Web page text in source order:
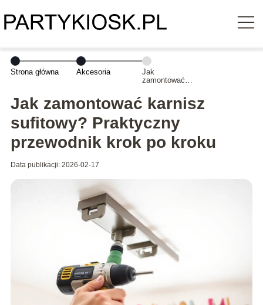
Strona główna Akcesoria
Jak
zamontować
sufitowy?
Praktyczny
po kroku
Jak zamontować karnisz
sufitowy? Praktyczny
przewodnik krok po kroku
Data publikacji: 2026-02-17